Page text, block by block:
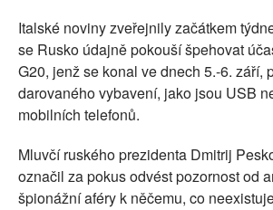
Italské noviny zveřejnily začátkem
se Rusko údajně pokouší špehovat
G20, jenž se konal ve dnech 5.-6. září,
darovaného vybavení, jako jsou USB
mobilních telefonů.
Mluvčí ruského prezidenta Dmitrij
označil za pokus odvést pozornost od
špionážní aféry k něčemu, co